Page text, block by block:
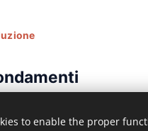
12,82 alle unità.
to enable the proper